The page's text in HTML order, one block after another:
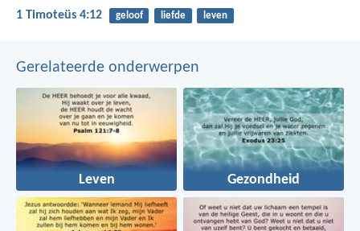
1 Timoteüs 4:12 geloof liefde leven
Gerelateerde onderwerpen
Leven Gezondheid